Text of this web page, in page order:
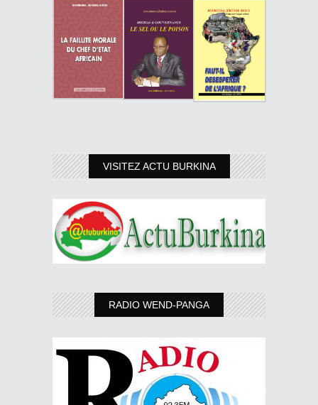
VISITEZ ACTU BURKINA
RADIO WEND-PANGA